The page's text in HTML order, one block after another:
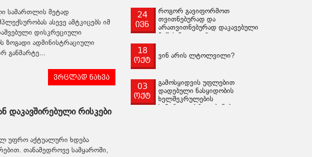
სამართლის მეტად
ასევე ამტკიცებს იმ
დისკრეციული
ზოგადი ადმინისტრაციული
განმარტე...
ვრცლად ნახვა
დაკავშირებული რისკები
უფრო აქტუალური ხდება
თანამედროვე სამყაროში,
24
ივნ
როგორ გავიფორმოთ
თვითნებურად და
არათვითნებურად დაკავებული
18
ოქტ
ვინ არის ლტოლვილი?
03
ოქტ
გამოსყიდვის უფლებით
დადებული ნასყიდობის
ხელშეკრულების